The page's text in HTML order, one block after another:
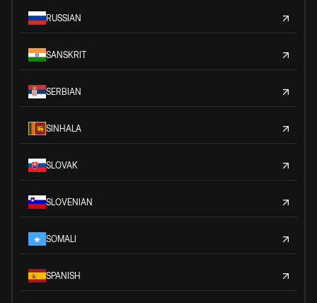
RUSSIAN
SANSKRIT
SERBIAN
SINHALA
SLOVAK
SLOVENIAN
SOMALI
SPANISH